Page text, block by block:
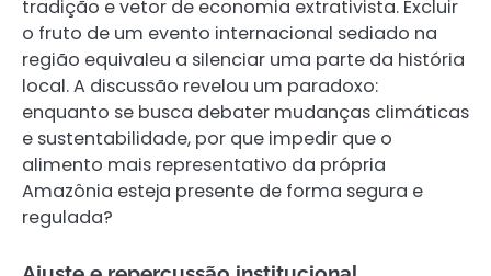
tradição e vetor de economia extrativista. Excluir
o fruto de um evento internacional sediado na
região equivaleu a silenciar uma parte da história
local. A discussão revelou um paradoxo:
enquanto se busca debater mudanças climáticas
e sustentabilidade, por que impedir que o
alimento mais representativo da própria
Amazônia esteja presente de forma segura e
regulada?